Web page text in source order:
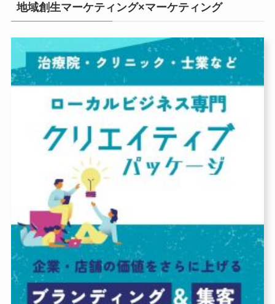
地域創生マーケティング×マーケティング